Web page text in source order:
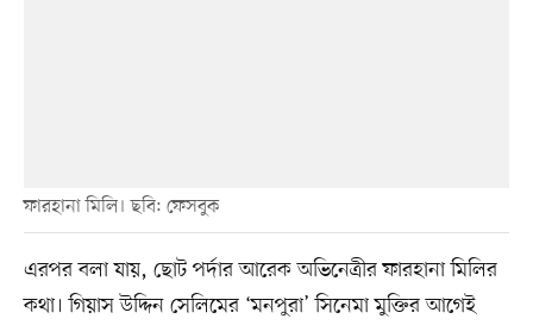
ফারহানা মিলি। ছবি: ফেসবুক
এরপর বলা যায়, ছোট পর্দার আরেক অভিনেত্রীর ফারহানা মিলির
কথা। গিয়াস উদ্দিন সেলিমের ‘মনপুরা’ সিনেমা মুক্তির আগেই